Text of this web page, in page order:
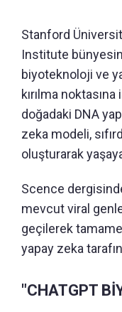
Stanford
Institute
biyoteknoloji ve
kırılma
doğadaki DNA
zeka modeli,
oluşturarak
Scence
mevcut viral
geçilerek
yapay zeka
"CHATGPT